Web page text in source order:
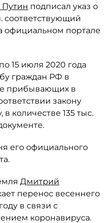
подписал указ о
соответствующий
официальном портале
15 июля 2020 года
граждан РФ в
прибывающих в
закону
количестве 135 тыс.
его официального
Дмитрий
перенос весеннего
в связи с
коронавируса.